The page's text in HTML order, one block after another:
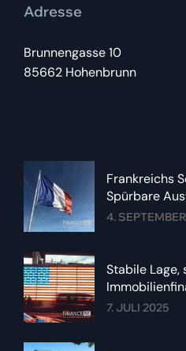
Adresse
Brunnengasse 10
85662 Hohenbrunn
Frankreichs
Spürbare
4.
Stabile Lage,
Deutschland
7. JULI 2025